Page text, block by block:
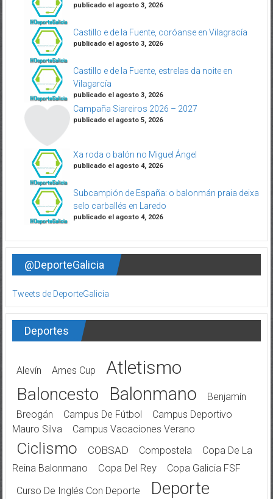
publicado el agosto 3, 2026
Castillo e de la Fuente, coróanse en Vilagracía
publicado el agosto 3, 2026
Castillo e de la Fuente, estrelas da noite en
Vilagarcía
publicado el agosto 3, 2026
Campaña Siareiros 2026 – 2027
publicado el agosto 5, 2026
Xa roda o balón no Miguel Ángel
publicado el agosto 4, 2026
Subcampión de España: o balonmán praia deixa
selo carballés en Laredo
publicado el agosto 4, 2026
@DeporteGalicia
Tweets de DeporteGalicia
Deportes
Alevín Ames Cup Atletismo
Baloncesto Balonmano
Benjamín
Breogán
Campus De Fútbol
Campus Deportivo
Mauro Silva
Campus Vacaciones Verano
Ciclismo COBSAD Compostela
Copa De La
Reina Balonmano
Copa Del Rey
Copa Galicia FSF
Curso De Inglés Con Deporte
Deporte